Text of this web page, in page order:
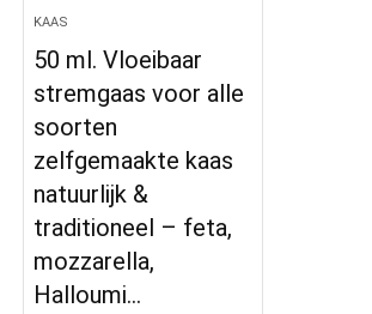
KAAS
50 ml. Vloeibaar
stremgaas voor alle
soorten
zelfgemaakte kaas
natuurlijk &
traditioneel – feta,
mozzarella,
Halloumi…